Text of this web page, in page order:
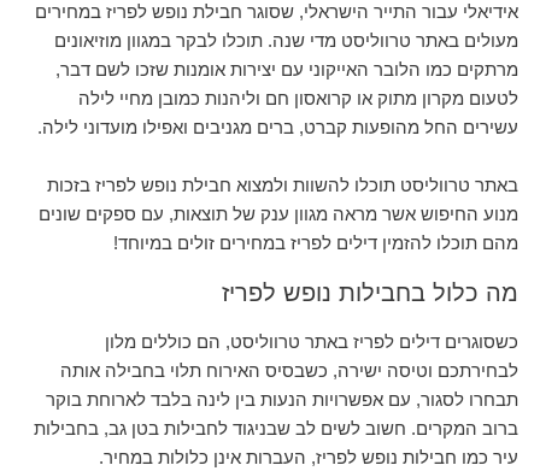
אידיאלי עבור התייר הישראלי, שסוגר חבילת נופש לפריז במחירים
מעולים באתר טרווליסט מדי שנה. תוכלו לבקר במגוון מוזיאונים
מרתקים כמו הלובר האייקוני עם יצירות אומנות שזכו לשם דבר,
לטעום מקרון מתוק או קרואסון חם וליהנות כמובן מחיי לילה
עשירים החל מהופעות קברט, ברים מגניבים ואפילו מועדוני לילה.
באתר טרווליסט תוכלו להשוות ולמצוא חבילת נופש לפריז בזכות
מנוע החיפוש אשר מראה מגוון ענק של תוצאות, עם ספקים שונים
מהם תוכלו להזמין דילים לפריז במחירים זולים במיוחד!
מה כלול בחבילות נופש לפריז
כשסוגרים דילים לפריז באתר טרווליסט, הם כוללים מלון
לבחירתכם וטיסה ישירה, כשבסיס האירוח תלוי בחבילה אותה
תבחרו לסגור, עם אפשרויות הנעות בין לינה בלבד לארוחת בוקר
ברוב המקרים. חשוב לשים לב שבניגוד לחבילות בטן גב, בחבילות
עיר כמו חבילות נופש לפריז, העברות אינן כלולות במחיר.